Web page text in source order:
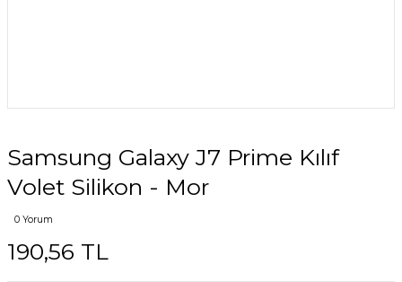
Samsung Galaxy J7 Prime Kılıf
Volet Silikon - Mor
0 Yorum
190,56 TL